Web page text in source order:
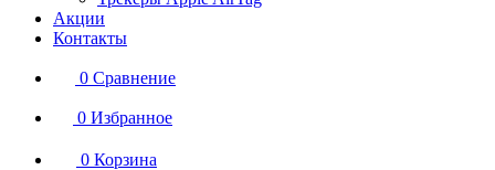
Акции
Контакты
0 Сравнение
0 Избранное
0 Корзина